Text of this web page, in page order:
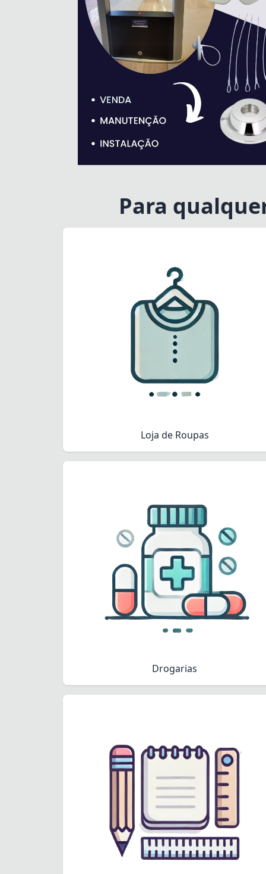
Para
Loja de Roupas
Drogarias